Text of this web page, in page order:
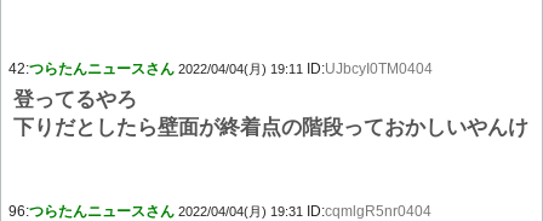
42:つらたんニュースさん 2022/04/04(月) 19:11 ID:UJbcyI0TM0404
登ってるやろ
下りだとしたら壁面が終着点の階段っておかしいやんけ
96:つらたんニュースさん 2022/04/04(月) 19:31 ID:cqmlgR5nr0404